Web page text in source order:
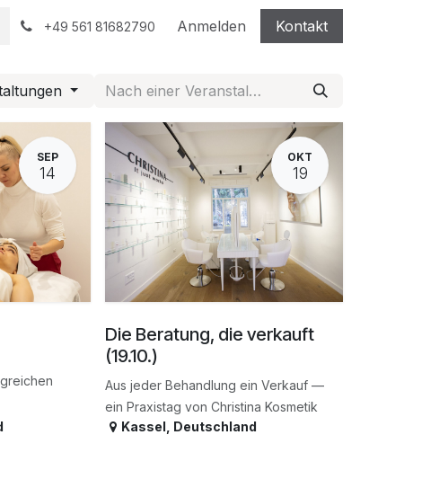
Seminare Über Christina Shop Kontakt
+49 561 81682790 Anmelden Kontakt
SEP
14
OKT
19
Die Beratung, die verkauft
(19.10.)
Aus jeder Behandlung ein Verkauf —
ein Praxistag von Christina Kosmetik
Kassel Deutschland